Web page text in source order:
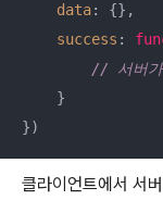
data: {},
success :
// 서버가
    }
})
클라이언트에서 서